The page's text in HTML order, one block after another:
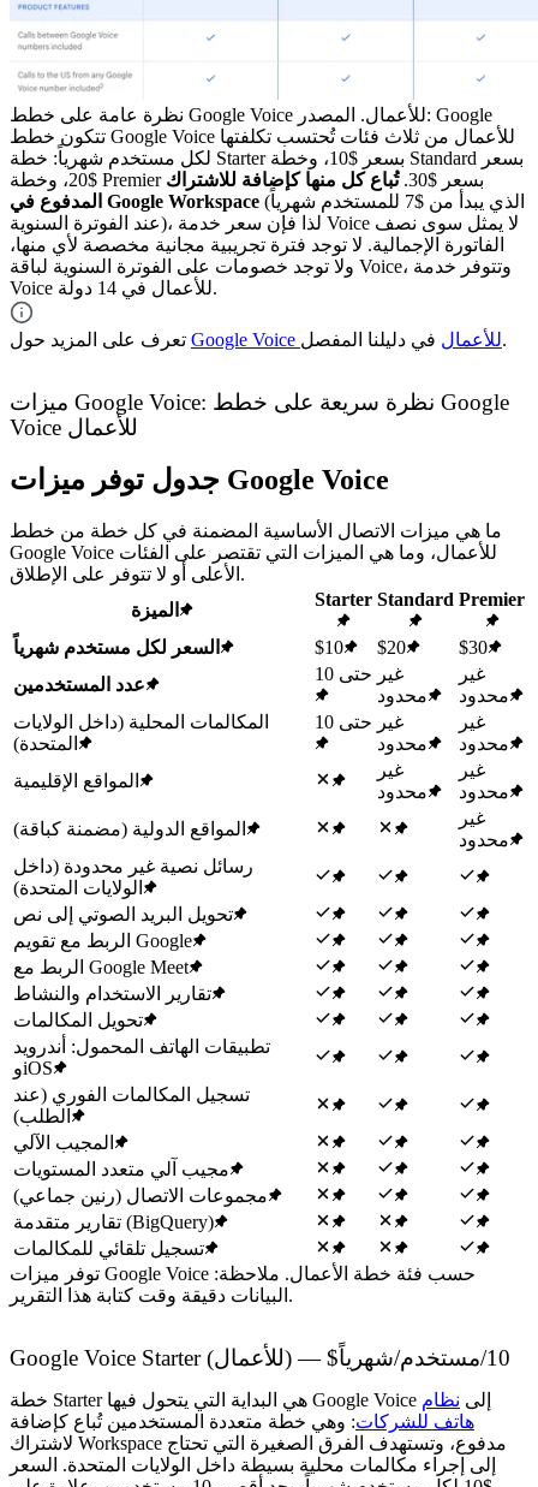
نظرة عامة على خطط Google Voice للأعمال. المصدر: Google
تتكون خطط Google Voice للأعمال من ثلاث فئات تُحتسب تكلفتها
لكل مستخدم شهرياً: خطة Starter بسعر $10، وخطة Standard بسعر
$20، وخطة Premier بسعر $30.
تُباع كل منها كإضافة للاشتراك
المدفوع في Google Workspace (الذي يبدأ من $7 للمستخدم شهرياً
عند الفوترة السنوية)، لذا فإن سعر خدمة Voice لا يمثل سوى نصف
الفاتورة الإجمالية. لا توجد فترة تجريبية مجانية مخصصة لأي منها،
ولا توجد خصومات على الفوترة السنوية لباقة Voice، وتتوفر خدمة
Voice للأعمال في 14 دولة.
Google Voice للأعمالفي دليلنا المفصل.
ميزات Google Voice: نظرة سريعة على خطط Google
Voice للأعمال
جدول توفر ميزات Google Voice
ما هي ميزات الاتصال الأساسية المضمنة في كل خطة من خطط
Google Voice للأعمال، وما هي الميزات التي تقتصر على الفئات
الأعلى أو لا تتوفر على الإطلاق.
الميزة
Starter Standard Premier
السعر لكل مستخدم شهرياً $10 $20
$30
عدد المستخدمين
حتى 10 غير
محدود
غير
محدود
المكالمات المحلية (داخل الولايات
المتحدة)
حتى 10 غير
محدود
غير
محدود
المواقع الإقليمية
غير
محدود
غير
محدود
المواقع الدولية (مضمنة كباقة)
غير
محدود
رسائل نصية غير محدودة (داخل
الولايات المتحدة)
تحويل البريد الصوتي إلى نص
الربط مع تقويم Google
الربط مع Google Meet
تقارير الاستخدام والنشاط
تحويل المكالمات
تطبيقات الهاتف المحمول: أندرويد
وiOS
تسجيل المكالمات الفوري (عند
الطلب)
المجيب الآلي
مجيب آلي متعدد المستويات
مجموعات الاتصال (رنين جماعي)
تقارير متقدمة (BigQuery)
تسجيل تلقائي للمكالمات
توفر ميزات Google Voice حسب فئة خطة الأعمال. ملاحظة:
البيانات دقيقة وقت كتابة هذا التقرير.
Google Voice Starter (للأعمال) — $10/مستخدم/شهرياً
خطة Starter هي البداية التي يتحول فيها Google Voice إلى نظام
هاتف للشركات: وهي خطة متعددة المستخدمين تُباع كإضافة
لاشتراك Workspace مدفوع، وتستهدف الفرق الصغيرة التي تحتاج
إلى إجراء مكالمات محلية بسيطة داخل الولايات المتحدة. السعر